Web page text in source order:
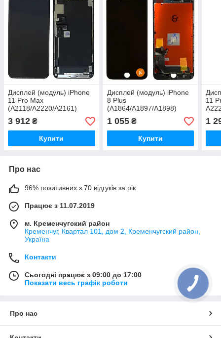
Дисплей (модуль) iPhone
11 Pro Max
(A2118/A2220/A2161)
оригінал з переклеєним
склом
3 912 ₴
Купити
Дисплей (модуль) iPhone
8 Plus
(A1864/A1897/A1898)
Чорний 100% Org
(ПЕРЕКЛЕЄН)
1 055₴
Купити
11
1
Про нас
96% позитивних з 70 відгуків за рік
Працює з 11.07.2019
м. Кременчугский район
Кременчуг, Квартал 101, дом 2, Кременчугский район,
Україна
Контакти
Сьогодні працює з 09:00 до 17:00
Показати весь графік роботи
Про нас